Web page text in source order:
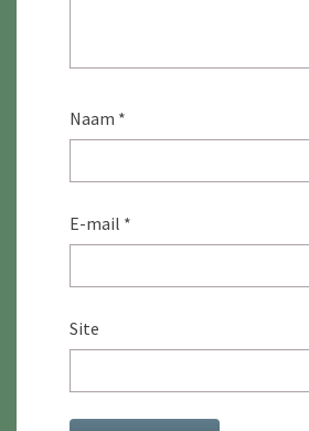
Naam *
E-mail *
Site